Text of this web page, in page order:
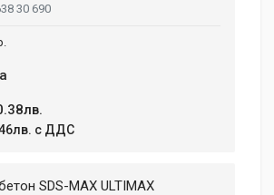
30 690
с ДДС
SDS-MAX ULTIMAX